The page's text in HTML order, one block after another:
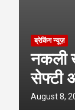
ब्रेकिंग न्यूज़
नकली
सेफ्टी
August 8,